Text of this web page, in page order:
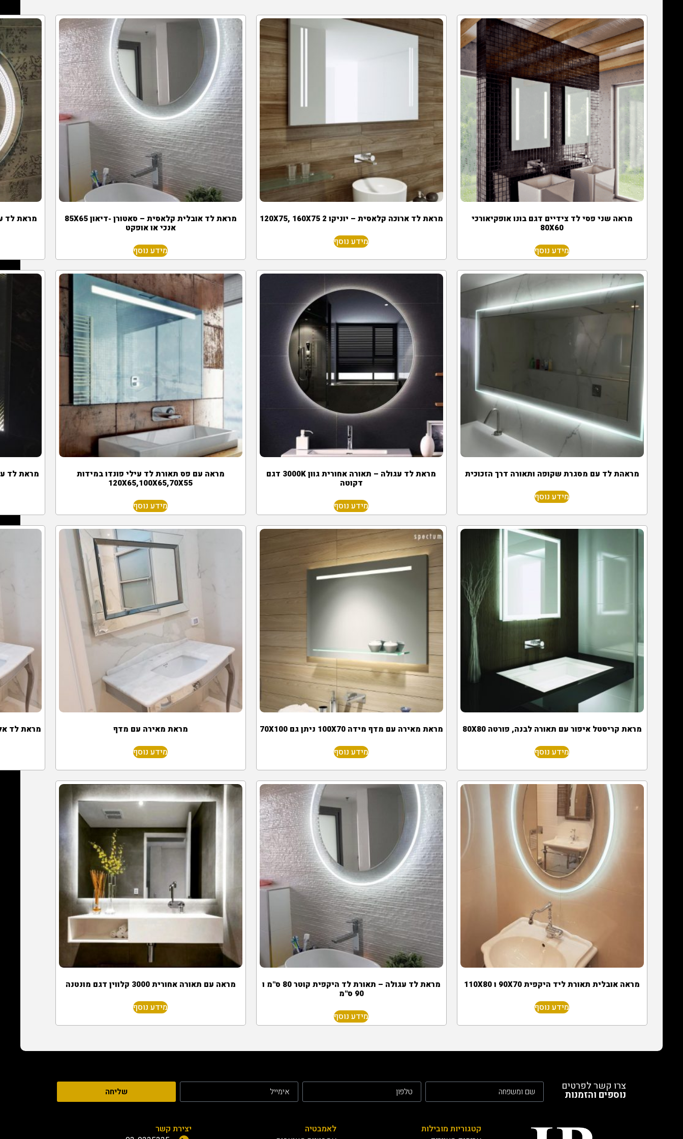
מראה שני פסי לד צידיים דגם בונו אופקיאורכי
80X60
מידע נוסף
מראת לד ארוכה קלאסית – יוניקו 2 120X75, 160X75
מידע נוסף
מראת לד אובלית קלאסית – סאטורן -דיאון 85X65
אנכי או אופקט
מידע נוסף
מראהת לד עם מסגרת שקופה ותאורה דרך הזכוכית
מידע נוסף
מראת לד עגולה – תאורה אחורית גוון 3000K דגם
דקוטה
מידע נוסף
מראה עם פס תאורת לד עילי פונדו במידות
120X65,100X65,70X55
מידע נוסף
מראת קריסטל איפור עם תאורה לבנה, פורטה 80X80
מידע נוסף
מראת מאירה עם מדף מידה 100X70 ניתן גם 70X100
מידע נוסף
מראת מאירה עם מדף
מידע נוסף
מראה אובלית תאורת ליד היקפית 90X70 ו 110X80
מידע נוסף
מראת לד עגולה – תאורת לד היקפית קוטר 80 ס"מ ו
90 ס"מ
מידע נוסף
מראה עם תאורה אחורית 3000 קלווין דגם מונטנה
מידע נוסף
צרו קשר לפרטים
נוספים והזמנות שליחה
קטגוריות מובילות
לאמבטיה
יצירת קשר